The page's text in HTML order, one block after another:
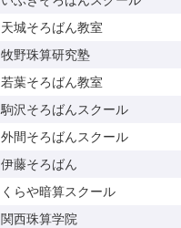
天城そろばん教室
牧野珠算研究塾
若葉そろばん教室
駒沢そろばんスクール
外間そろばんスクール
伊藤そろばん
くらや暗算スクール
関西珠算学院